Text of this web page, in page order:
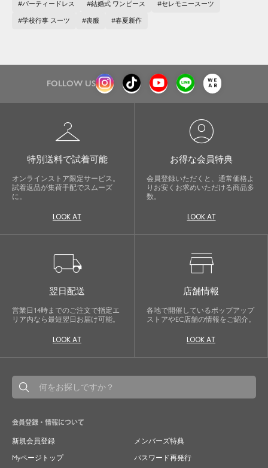
オフィスやマザーシーンで活躍するセレモニース
ーツ。気負わずに着て頂ける素敵な一枚...それが
品よく艶やかに着こなすことのできる女性らしい
感のあるブラックフォーマルまで幅広くご提案さ
パーティードレス 結婚式 ワンピース セレモニースーツ
学校行事 スーツ 喪服 春夏新作
FOLLOW US
checkroom
特別送料で試着可能
オンラインストア限定サービス。
試着返品が集荷手配でスムーズ
に。
LOOK AT
account_circle
お得な会員特典
会員登録いただくと、通常価格よ
りお安くお求めいただける商品多
数。
LOOK AT
local_shipping
翌日配送
営業日14時までのご注文で指定エ
リア内なら最短翌日お届け可能。
LOOK AT
store
店舗情報
各地で開催しているポップアップ
ストアやEC店舗の情報をご紹介。
LOOK AT
会員登録・情報について
新規会員登録
メンバーズ特典
Myページトップ
パスワード再発行